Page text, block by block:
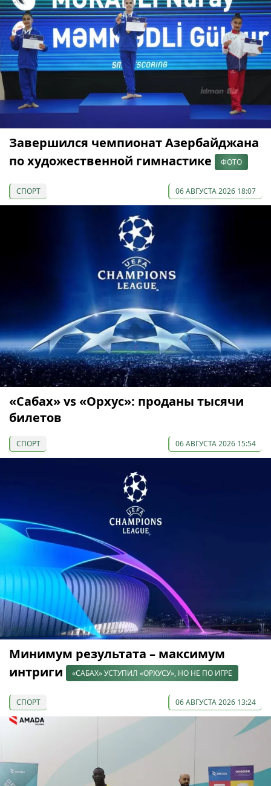
Завершился чемпионат Азербайджана
по художественной гимнастике
ФОТО
СПОРТ 06 АВГУСТА 2026 18:07
«Сабах» vs «Орхус»: проданы тысячи
билетов
СПОРТ 06 АВГУСТА 2026 15:54
Минимум результата – максимум
интриги
«САБАХ» УСТУПИЛ «ОРХУСУ», НО НЕ ПО ИГРЕ
СПОРТ 06 АВГУСТА 2026 13:24